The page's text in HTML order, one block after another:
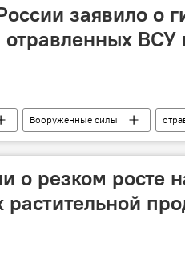
заявило о
отравленных ВСУ
Вооруженные силы
о резком росте
растительной